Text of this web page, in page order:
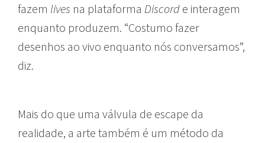
fazem lives na plataforma Discord e interagem
enquanto produzem. “Costumo fazer
desenhos ao vivo enquanto nós conversamos”,
diz.
Mais do que uma válvula de escape da
realidade, a arte também é um método da